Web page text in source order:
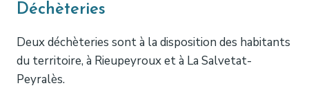
Déchèteries
Deux déchèteries sont à la disposition des habitants
du territoire, à Rieupeyroux et à La Salvetat-
Peyralès.